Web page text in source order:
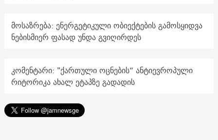
მოსაზრება: ენერგეტიკული ობიექტების გამოსყიდვა
ნებისმიერ ფასად უნდა გვიღირდეს
კომენტარი: "ქართული ოცნების“ ანტიევროპული
რიტორიკა ახალ ეტაპზე გადადის